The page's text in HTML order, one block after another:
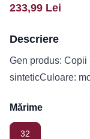
233,99 Lei
Descriere
Gen produs: Copii
sinteticCuloare:
Mărime
32